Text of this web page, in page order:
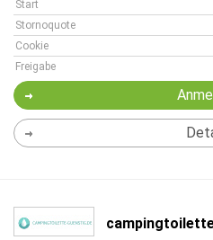
Start
Stornoquote
Cookie
Freigabe